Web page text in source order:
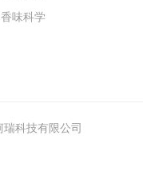
香味科学
科技有限公司